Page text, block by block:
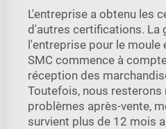
L'entreprise a obtenu les
d'autres certifications. La
l'entreprise pour le moule
SMC commence à
réception des
Toutefois, nous resterons
problèmes après-vente,
survient plus de 12 mois